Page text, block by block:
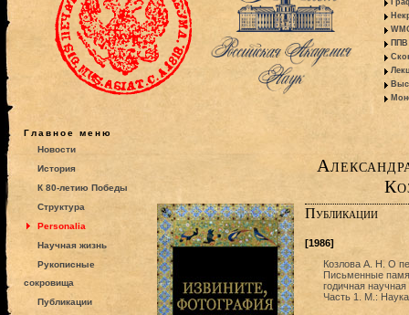
ППВ
Главное меню
Новости
История
К 80-летию Победы
Структура
Personalia
Научная жизнь
Рукописные
сокровища
Публикации
Публикации
[1986]
Козлова А. Н. О
Письменные
годичная
Часть 1. М.: